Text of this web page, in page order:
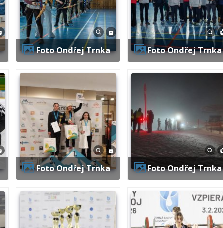
Foto Ondřej Trnka Foto Ondřej Trnka
Foto Ondřej Trnka Foto Ondřej Trnka